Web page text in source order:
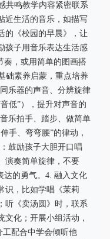
共鸣教学内容紧密联系
近生活的音乐，如描写
的《校园的早晨》，让
孩子用音乐表达生活感
奏，或用简单的图画搭
础素养启蒙，重点培养
乐器的声音、分辨旋律
低”），提升对声音的
乐拍手、踏步、做简单
手、弯弯腰”的律动，
鼓励孩子大胆开口唱
演奏简单旋律，不要
达的勇气。4. 融入文化
识，比如学唱《茉莉
听《卖汤圆》时，联系
文化；开展小组活动，
工配合中学会倾听他